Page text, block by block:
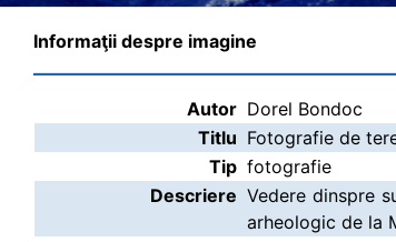
Informaţii despre imagine
Autor Dorel Bondoc
Titlu Fotografie de
Tip fotografie
Descriere Vedere dinspre
arheologic de la